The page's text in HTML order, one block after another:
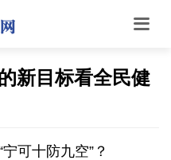
新目标看全民健
可十防九空”？